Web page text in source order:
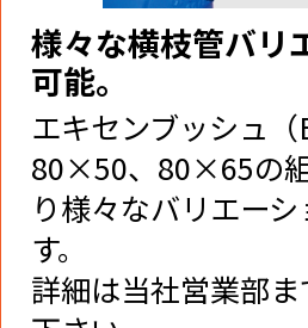
様々な横枝管バリ
可能。
エキセンブッシュ（
80×50、80×65の
り様々なバリエー
す。
詳細は当社営業部